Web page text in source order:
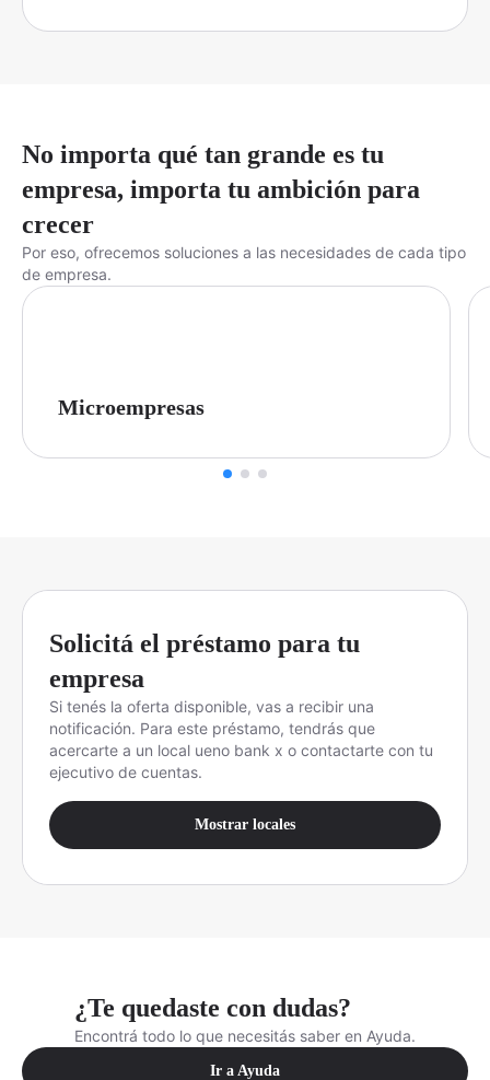
No importa qué tan grande es tu
empresa, importa tu ambición para
crecer
Por eso, ofrecemos soluciones a las necesidades de cada tipo
de empresa.
Microempresas
Solicitá el préstamo para tu
empresa
Si tenés la oferta disponible, vas a recibir una
notificación. Para este préstamo, tendrás que
acercarte a un local ueno bank x o contactarte con tu
ejecutivo de cuentas.
Mostrar locales
¿Te quedaste con dudas?
Encontrá todo lo que necesitás saber en Ayuda.
Ir a Ayuda